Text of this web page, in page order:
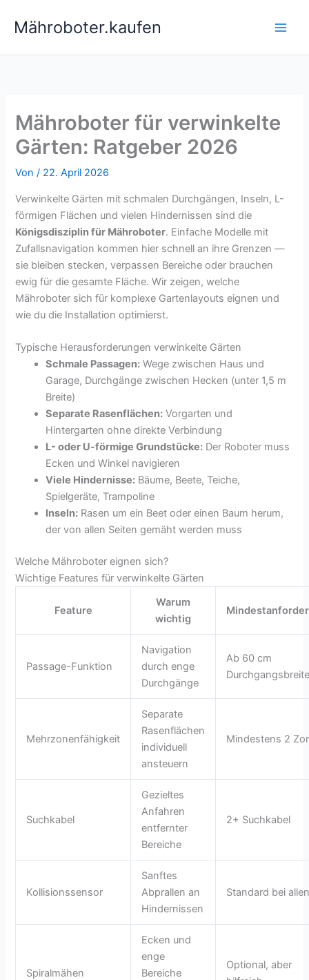
InhaltMähroboter.kaufen
Mähroboter für verwinkelte
Gärten: Ratgeber 2026
Von/ 22. April 2026
Verwinkelte Gärten mit schmalen Durchgängen, Inseln, L-
förmigen Flächen und vielen Hindernissen sind die
Königsdisziplin für Mähroboter. Einfache Modelle mit
Zufallsnavigation kommen hier schnell an ihre Grenzen —
sie bleiben stecken, verpassen Bereiche oder brauchen
ewig für die gesamte Fläche. Wir zeigen, welche
Mähroboter sich für komplexe Gartenlayouts eignen und
wie du die Installation optimierst.
Typische Herausforderungen verwinkelte Gärten
Schmale Passagen: Wege zwischen Haus und
Garage, Durchgänge zwischen Hecken (unter 1,5 m
Breite)
Separate Rasenflächen: Vorgarten und
Hintergarten ohne direkte Verbindung
L- oder U-förmige Grundstücke: Der Roboter muss
Ecken und Winkel navigieren
Viele Hindernisse: Bäume, Beete, Teiche,
Spielgeräte, Trampoline
Inseln: Rasen um ein Beet oder einen Baum herum,
der von allen Seiten gemäht werden muss
Welche Mähroboter eignen sich?
Wichtige Features für verwinkelte Gärten
Feature
Warum
wichtig
Passage-Funktion
Navigation
durch enge
Durchgänge
Ab 60 cm
Mehrzonenfähigkeit
Separate
Rasenflächen
individuell
ansteuern
Mindestens 2
Suchkabel
Gezieltes
Anfahren
entfernter
Bereiche
2+ Suchkabel
Kollisionssensor
Sanftes
Abprallen an
Hindernissen
Standard bei
Spiralmähen
Ecken und
enge
Bereiche
Optional, aber